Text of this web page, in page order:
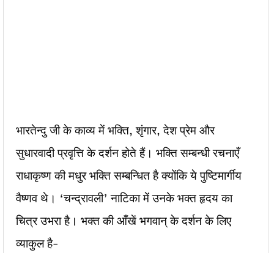
भारतेन्दु जी के काव्य में भक्ति, शृंगार, देश प्रेम और
सुधारवादी प्रवृत्ति के दर्शन होते हैं। भक्ति सम्बन्धी रचनाएँ
राधाकृष्ण की मधुर भक्ति सम्बन्धित है क्योंकि ये पुष्टिमार्गीय
वैष्णव थे। ‘चन्द्रावली’ नाटिका में उनके भक्त हृदय का
चित्र उभरा है। भक्त की आँखें भगवान् के दर्शन के लिए
व्याकुल है-